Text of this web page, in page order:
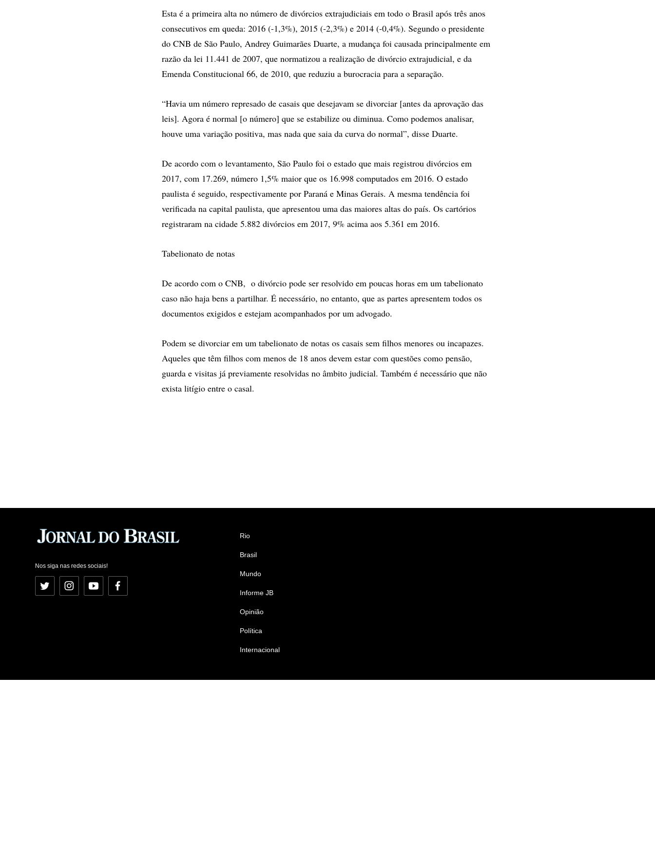
Esta é a primeira alta no número de divórcios extrajudiciais em todo o Brasil após três anos
consecutivos em queda: 2016 (-1,3%), 2015 (-2,3%) e 2014 (-0,4%). Segundo o presidente
do CNB de São Paulo, Andrey Guimarães Duarte, a mudança foi causada principalmente em
razão da lei 11.441 de 2007, que normatizou a realização de divórcio extrajudicial, e da
Emenda Constitucional 66, de 2010, que reduziu a burocracia para a separação.
“Havia um número represado de casais que desejavam se divorciar [antes da aprovação das
leis]. Agora é normal [o número] que se estabilize ou diminua. Como podemos analisar,
houve uma variação positiva, mas nada que saia da curva do normal”, disse Duarte.
De acordo com o levantamento, São Paulo foi o estado que mais registrou divórcios em
2017, com 17.269, número 1,5% maior que os 16.998 computados em 2016. O estado
paulista é seguido, respectivamente por Paraná e Minas Gerais. A mesma tendência foi
verificada na capital paulista, que apresentou uma das maiores altas do país. Os cartórios
registraram na cidade 5.882 divórcios em 2017, 9% acima aos 5.361 em 2016.
Tabelionato de notas
De acordo com o CNB, o divórcio pode ser resolvido em poucas horas em um tabelionato
caso não haja bens a partilhar. É necessário, no entanto, que as partes apresentem todos os
documentos exigidos e estejam acompanhados por um advogado.
Podem se divorciar em um tabelionato de notas os casais sem filhos menores ou incapazes.
Aqueles que têm filhos com menos de 18 anos devem estar com questões como pensão,
guarda e visitas já previamente resolvidas no âmbito judicial. Também é necessário que não
exista litígio entre o casal.
Nos siga nas redes sociais!
Twitter InstagramYouTubeFacebook
Rio
Brasil
Mundo
Informe JB
Opinião
Política
Internacional